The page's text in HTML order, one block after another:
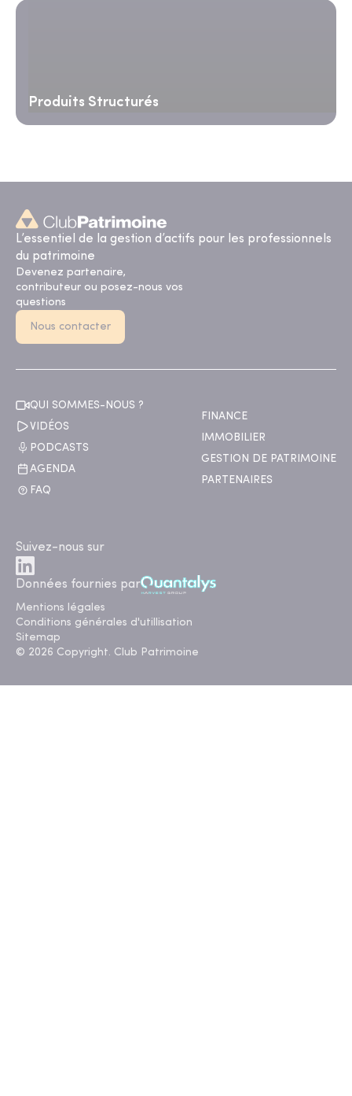
Produits Structurés
L’essentiel de la gestion d’actifs pour les professionnels
du patrimoine
Devenez partenaire,
contributeur ou posez-nous vos
questions
Nous contacter
QUI SOMMES-NOUS ?
VIDÉOS
PODCASTS
AGENDA
FAQ
FINANCE
IMMOBILIER
GESTION DE PATRIMOINE
PARTENAIRES
Suivez-nous sur
Données fournies par
Mentions légales
Conditions générales d'utillisation
Sitemap
© 2026 Copyright. Club Patrimoine